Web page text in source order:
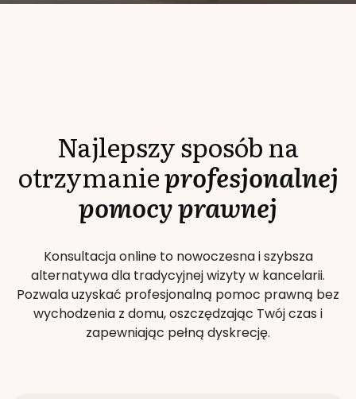
Najlepszy sposób na
otrzymanieprofesjonalnej
pomocy prawnej
Konsultacja online to nowoczesna i szybsza
alternatywa dla tradycyjnej wizyty w kancelarii.
Pozwala uzyskać profesjonalną pomoc prawną bez
wychodzenia z domu, oszczędzając Twój czas i
zapewniając pełną dyskrecję.